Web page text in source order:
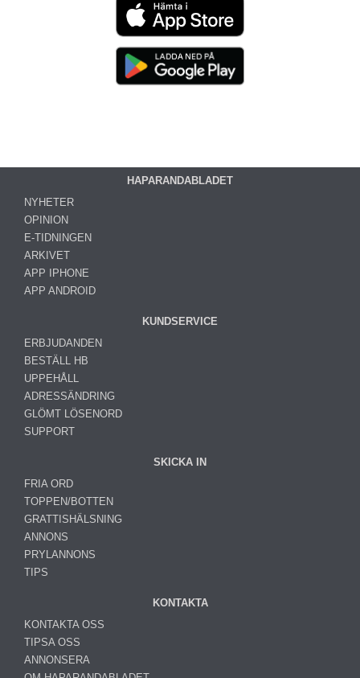
HAPARANDABLADET
NYHETER
OPINION
E-TIDNINGEN
ARKIVET
APP IPHONE
APP ANDROID
KUNDSERVICE
ERBJUDANDEN
BESTÄLL HB
UPPEHÅLL
ADRESSÄNDRING
GLÖMT LÖSENORD
SUPPORT
SKICKA IN
FRIA ORD
TOPPEN/BOTTEN
GRATTISHÄLSNING
ANNONS
PRYLANNONS
TIPS
KONTAKTA
KONTAKTA OSS
TIPSA OSS
ANNONSERA